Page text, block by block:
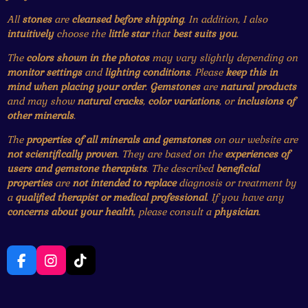
Allstonesare cleansed before shipping. In addition, I also
intuitivelychoose the little starthat best suits you.
The colors shown in the photosmay vary slightly depending on
monitor settingsandlighting conditions. Pleasekeep this in
mind when placing your order. Gemstonesarenatural products
and may shownatural cracks, color variations, orinclusions of
other minerals.
The properties of all minerals and gemstoneson our website are
not scientifically proven. They are based on the experiences of
users and gemstone therapists. The describedbeneficial
propertiesarenot intended to replacediagnosis or treatment by
a qualified therapist or medical professional. If you have any
concerns about your health, please consult a physician.
F
a
I
n
T
i